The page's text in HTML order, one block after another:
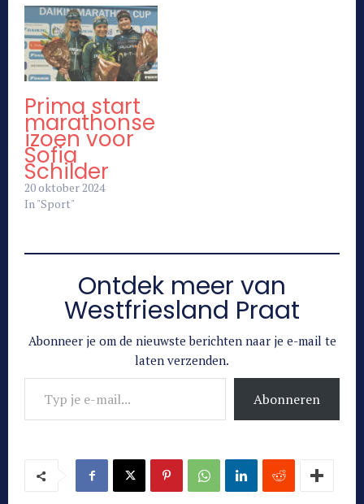
Prima start
marathonse
izoen voor
Sofia
Schilder
20 oktober 2024
In "Sport"
Ontdek meer van
Westfriesland Praat
Abonneer je om de nieuwste berichten naar je e-mail te
laten verzenden.
Typ je e-mail...
Abonneren